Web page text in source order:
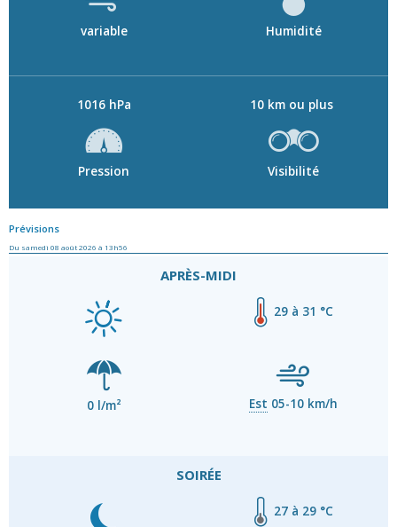
variable Humidité
1016 hPa
Pression
10 km ou plus
Visibilité
Prévisions
Du samedi 08 août 2026 à 13h56
APRÈS-MIDI
29 à 31 °C
0 l/m² Est 05-10 km/h
SOIRÉE
27 à 29 °C